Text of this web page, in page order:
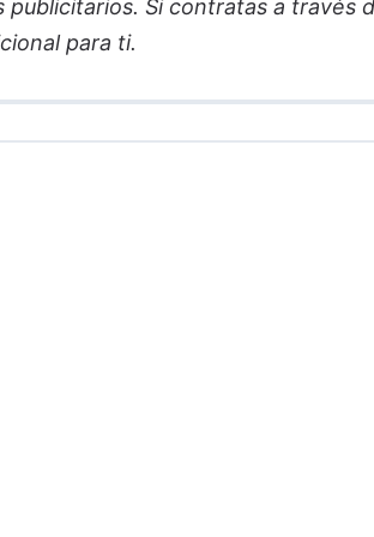
Si contratas a través
para ti.